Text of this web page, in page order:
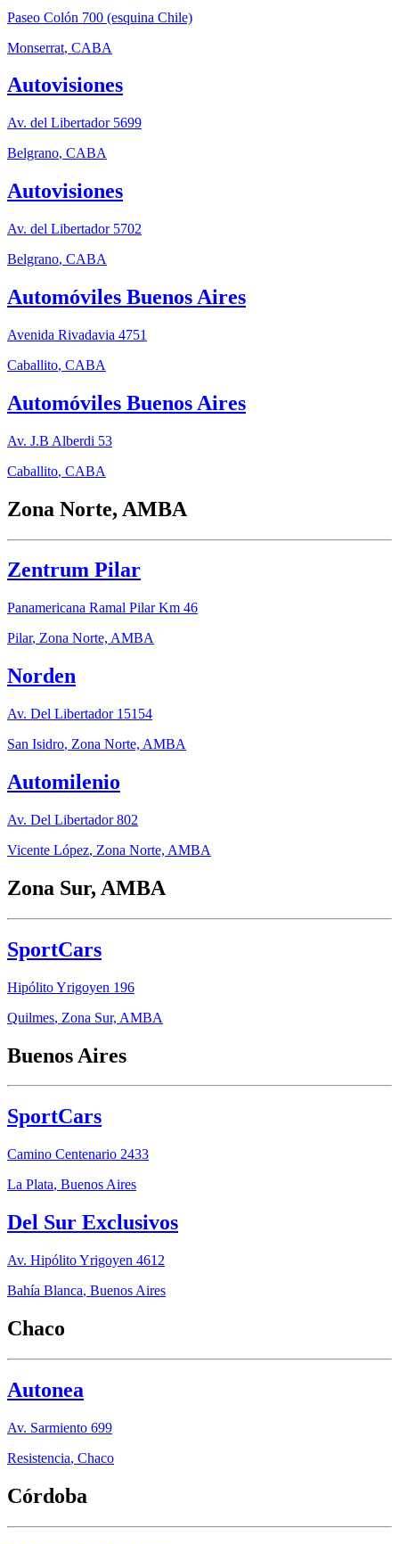
Paseo Colón 700 (esquina Chile)
Monserrat, CABA
Autovisiones
Av. del Libertador 5699
Belgrano, CABA
Autovisiones
Av. del Libertador 5702
Belgrano, CABA
Automóviles Buenos Aires
Avenida Rivadavia 4751
Caballito, CABA
Automóviles Buenos Aires
Av. J.B Alberdi 53
Caballito, CABA
Zona Norte, AMBA
Zentrum Pilar
Panamericana Ramal Pilar Km 46
Pilar, Zona Norte, AMBA
Norden
Av. Del Libertador 15154
San Isidro, Zona Norte, AMBA
Automilenio
Av. Del Libertador 802
Vicente López, Zona Norte, AMBA
Zona Sur, AMBA
SportCars
Hipólito Yrigoyen 196
Quilmes, Zona Sur, AMBA
Buenos Aires
SportCars
Camino Centenario 2433
La Plata, Buenos Aires
Del Sur Exclusivos
Av. Hipólito Yrigoyen 4612
Bahía Blanca, Buenos Aires
Chaco
Autonea
Av. Sarmiento 699
Resistencia, Chaco
Córdoba